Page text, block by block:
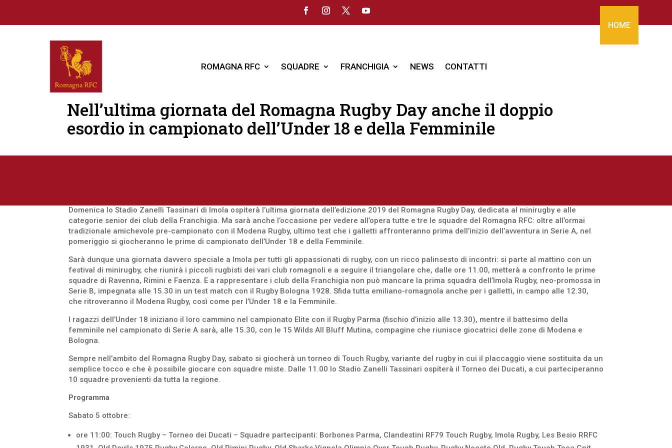
ROMAGNA RFC SQUADRE FRANCHIGIA NEWS CONTATTI
HOME
Nell’ultima giornata del Romagna Rugby Day anche il doppio
esordio in campionato dell’Under 18 e della Femminile
Domenica lo Stadio Zanelli Tassinari di Imola ospiterà l’ultima giornata dell’edizione 2019 del Romagna Rugby Day, dedicata al minirugby e alle
categorie senior dei club della Franchigia. Ma sarà anche l’occasione per vedere all’opera tutte e tre le squadre del Romagna RFC: oltre all’ormai
tradizionale amichevole pre-campionato con il Modena Rugby, ultimo test che i galletti affronteranno prima dell’inizio dell’avventura in Serie A, nel
pomeriggio si giocheranno le prime di campionato dell’Under 18 e della Femminile.
Sarà dunque una giornata davvero speciale a Imola per tutti gli appassionati di rugby, con un ricco palinsesto di incontri: si parte al mattino con un
festival di minirugby, che riunirà i piccoli rugbisti dei vari club romagnoli e a seguire il triangolare che, dalle ore 11.00, metterà a confronto le prime
squadre di Ravenna, Rimini e Faenza. E a rappresentare i club della Franchigia non può mancare la prima squadra dell’Imola Rugby, neo-promossa in
Serie B, impegnata alle 15.30 in un test match con il Rugby Bologna 1928. Sfida tutta emiliano-romagnola anche per i galletti, in campo alle 12.30,
che ritroveranno il Modena Rugby, così come per l’Under 18 e la Femminile.
I ragazzi dell’Under 18 iniziano il loro cammino nel campionato Elite con il Rugby Parma (fischio d’inizio alle 13.30), mentre il battesimo della
femminile nel campionato di Serie A sarà, alle 15.30, con le 15 Wilds All Bluff Mutina, compagine che riunisce giocatrici delle zone di Modena e
Bologna.
Sempre nell’ambito del Romagna Rugby Day, sabato si giocherà un torneo di Touch Rugby, variante del rugby in cui il placcaggio viene sostituita da un
semplice tocco e che è possibile giocare con squadre miste. Dalle 11.00 lo Stadio Zanelli Tassinari ospiterà il Torneo dei Ducati, a cui parteciperanno
10 squadre provenienti da tutta la regione.
Programma
Sabato 5 ottobre:
ore 11:00: Touch Rugby – Torneo dei Ducati – Squadre partecipanti: Borbones Parma, Clandestini RF79 Touch Rugby, Imola Rugby, Les Besio RRFC